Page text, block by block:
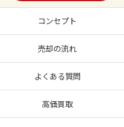
コンセプト
売却の流れ
よくある質問
高価買取